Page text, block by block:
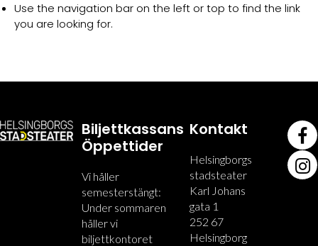
Use the navigation bar on the left or top to find the link
you are looking for.
Biljettkassans
Öppettider
Vi håller
semesterstängt:
Under sommaren
håller vi
biljettkontoret
Kontakt
Helsingborgs
stadsteater
Karl Johans
gata 1
252 67
Helsingborg